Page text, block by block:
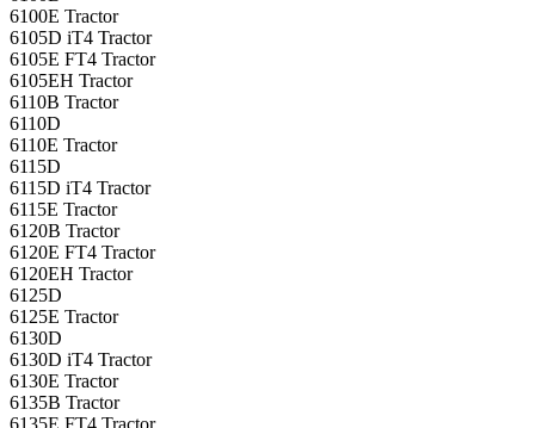
6100E Tractor
6105D iT4 Tractor
6105E FT4 Tractor
6105EH Tractor
6110B Tractor
6110D
6110E Tractor
6115D
6115D iT4 Tractor
6115E Tractor
6120B Tractor
6120E FT4 Tractor
6120EH Tractor
6125D
6125E Tractor
6130D
6130D iT4 Tractor
6130E Tractor
6135B Tractor
6135E FT4 Tractor